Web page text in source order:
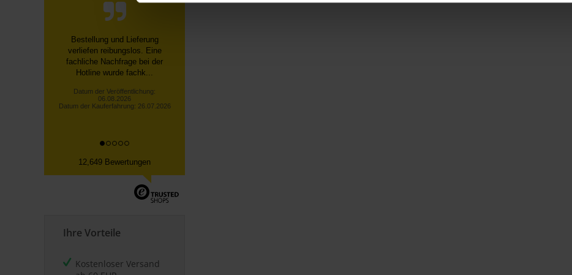
Bestellung und Lieferung
verliefen reibungslos. Eine
fachliche Nachfrage bei der
Hotline wurde fachk...
Datum der Veröffentlichung:
06.08.2026
Datum der Kauferfahrung: 26.07.2026
12,649 Bewertungen
Ihre Vorteile
Kostenloser Versand